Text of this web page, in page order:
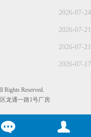
2026-07-24
2026-07-21
2026-07-21
2026-07-17
Rights Reserved.
龙通一路1号厂房